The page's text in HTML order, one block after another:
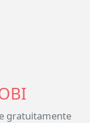
gratuitamente